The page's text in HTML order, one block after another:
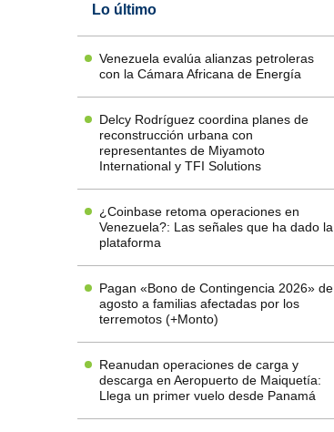
Lo último
Venezuela evalúa alianzas petroleras
con la Cámara Africana de Energía
Delcy Rodríguez coordina planes de
reconstrucción urbana con
representantes de Miyamoto
International y TFI Solutions
¿Coinbase retoma operaciones en
Venezuela?: Las señales que ha dado la
plataforma
Pagan «Bono de Contingencia 2026» de
agosto a familias afectadas por los
terremotos (+Monto)
Reanudan operaciones de carga y
descarga en Aeropuerto de Maiquetía:
Llega un primer vuelo desde Panamá